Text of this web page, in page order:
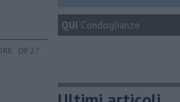
08:27
QUI Condoglianze